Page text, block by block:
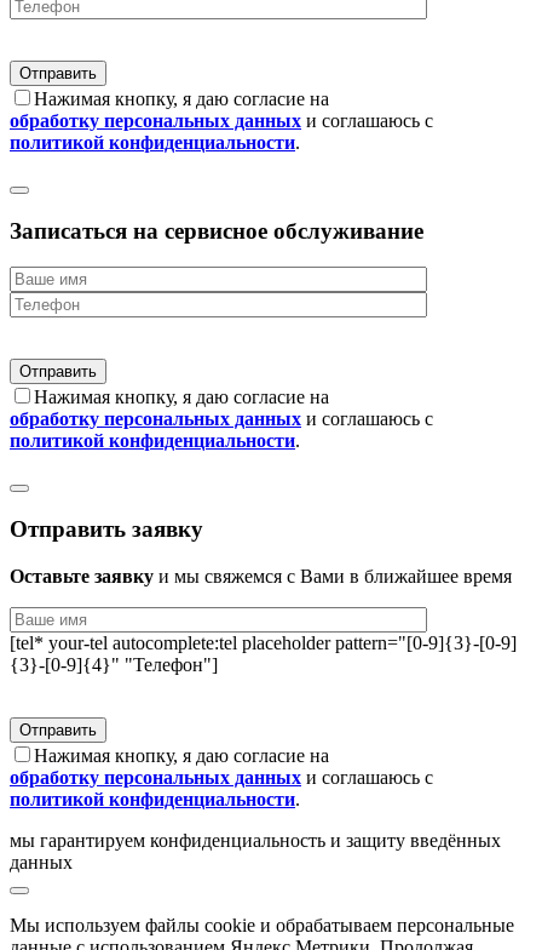
Нажимая кнопку, я даю согласие на
обработку персональных данных и соглашаюсь с
политикой конфиденциальности.
Записаться на сервисное обслуживание
Нажимая кнопку, я даю согласие на
обработку персональных данных и соглашаюсь с
политикой конфиденциальности.
Отправить заявку
Оставьте заявку и мы свяжемся с Вами в ближайшее время
[tel* your-tel autocomplete:tel placeholder pattern="[0-9]{3}-[0-9]
{3}-[0-9]{4}" "Телефон"]
Нажимая кнопку, я даю согласие на
обработку персональных данных и соглашаюсь с
политикой конфиденциальности.
мы гарантируем конфиденциальность и защиту введённых
данных
Мы используем файлы сookie и обрабатываем персональные